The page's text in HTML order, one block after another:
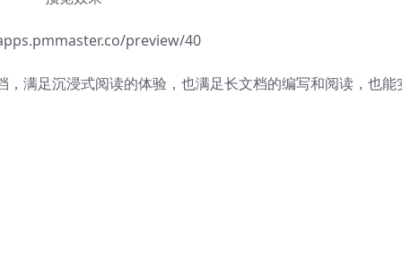
preview/40
满足沉浸式阅读的体验，也满足长文档的编写和阅读，也能